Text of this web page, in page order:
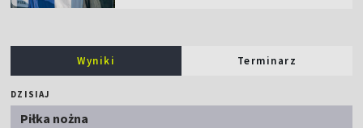
Wyniki Terminarz
DZISIAJ
Piłka nożna